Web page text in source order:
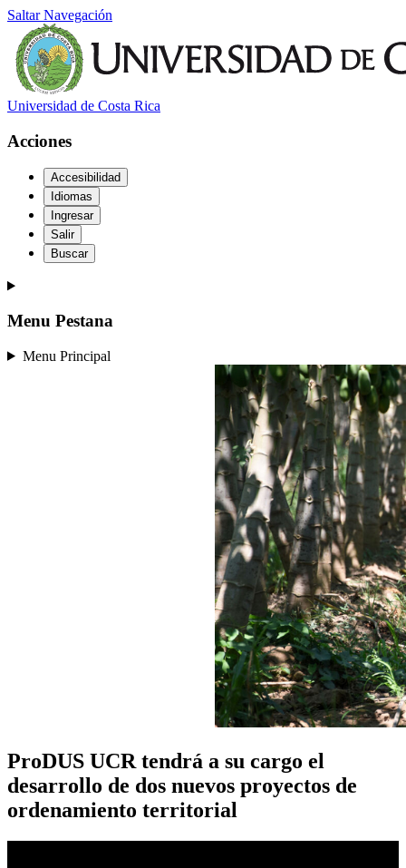
Saltar Navegación
Universidad de Costa Rica
Acciones
Accesibilidad
Idiomas
Ingresar
Salir
Buscar
Menu Pestana
Menu Principal
ProDUS UCR tendrá a su cargo el
desarrollo de dos nuevos proyectos de
ordenamiento territorial